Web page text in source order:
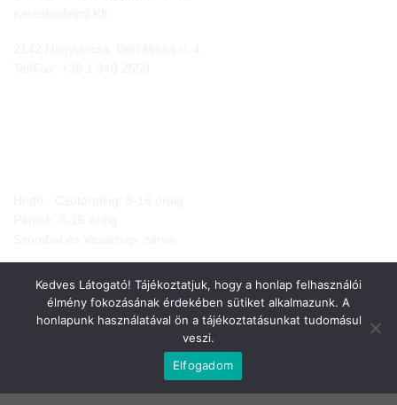
Kedves Látogató! Tájékoztatjuk, hogy a honlap felhasználói
élmény fokozásának érdekében sütiket alkalmazunk. A
honlapunk használatával ön a tájékoztatásunkat tudomásul
veszi.
Elfogadom